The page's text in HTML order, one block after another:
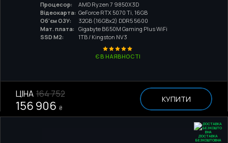
Процесор:
AMD Ryzen 7 9850X3D
Відеокарта: GeForce RTX 5070 Ti, 16GB
Об'єм ОЗУ:
32GB (16GBx2) DDR5 5600
Мат. плата:
Gigabyte B650M Gaming Plus WiFi
SSD M2:
1TB / Kingston NV3
Є В НАЯВНОСТІ
ЦІНА 164 752
156 906 ₴
КУПИТИ
ДОСТАВКА
БЕЗКОШТОВНА